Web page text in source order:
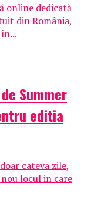
online dedicată
din România,
Summer
editia
cateva zile,
locul in care